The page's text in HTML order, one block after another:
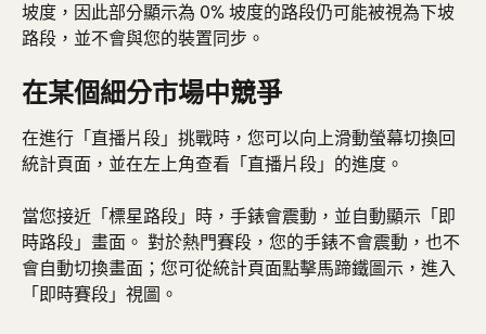
坡度，因此部分顯示為 0% 坡度的路段仍可能被視為下坡
路段，並不會與您的裝置同步。
在某個細分市場中競爭
在進行「直播片段」挑戰時，您可以向上滑動螢幕切換回
統計頁面，並在左上角查看「直播片段」的進度。
當您接近「標星路段」時，手錶會震動，並自動顯示「即
時路段」畫面。 對於熱門賽段，您的手錶不會震動，也不
會自動切換畫面；您可從統計頁面點擊馬蹄鐵圖示，進入
「即時賽段」視圖。